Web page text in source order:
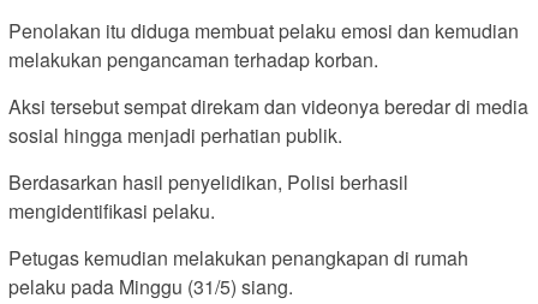
Penolakan itu diduga membuat pelaku emosi dan kemudian
melakukan pengancaman terhadap korban.
Aksi tersebut sempat direkam dan videonya beredar di media
sosial hingga menjadi perhatian publik.
Berdasarkan hasil penyelidikan, Polisi berhasil
mengidentifikasi pelaku.
Petugas kemudian melakukan penangkapan di rumah
pelaku pada Minggu (31/5) siang.